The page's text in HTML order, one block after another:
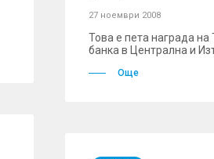
27 ноември 2008
Това е пета награда
банка в Централна и
Още